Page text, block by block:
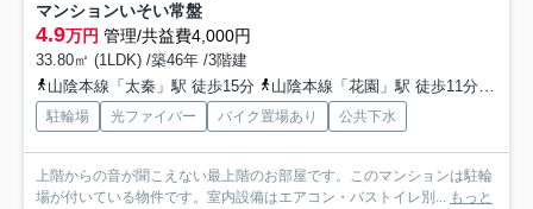
マンションいそい常盤
4.9万円 管理/共益費4,000円
33.80㎡ (1LDK) /築46年 /3階建
山陰本線「太秦」駅 徒歩15分
山陰本線「花園」駅 徒歩11分
駐輪場 光ファイバー バイク置場あり 公共下水
上階からの音が聞こえない最上階のお部屋です。このマンションは駐輪
場が付いている物件です。室内設備はエアコン・バストイレ別... もっと